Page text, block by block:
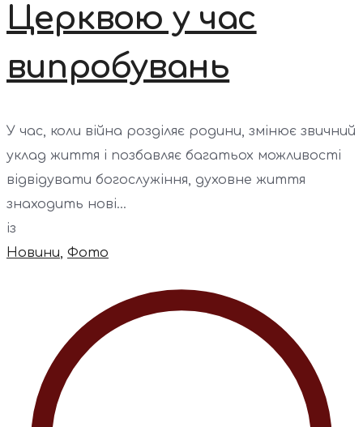
Церквою у час
випробувань
У час, коли війна розділяє родини, змінює звичний
уклад життя і позбавляє багатьох можливості
відвідувати богослужіння, духовне життя
знаходить нові...
із
Новини Фото